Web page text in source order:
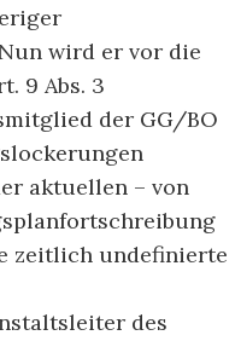
wird er vor die
9 Abs. 3
der GG/BO
aktuellen – von
zeitlich undefinierte
des